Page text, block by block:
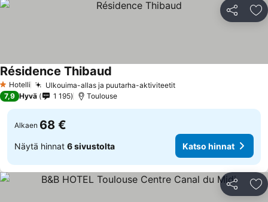
Jaa
1 Tähtiluokitus
Hotelli Ulkouima-allas ja puutarha-aktiviteetit
Résidence Thibaud
7,9 Hyvä 1 195 Toulouse
Alkaen 68 €
Näytä hinnat 6 sivustolta Katso hinnat
Jaa